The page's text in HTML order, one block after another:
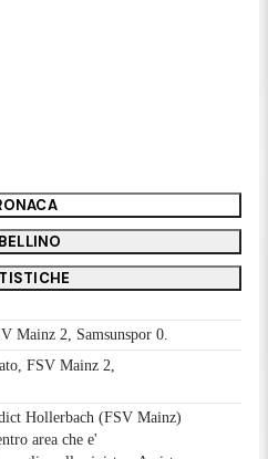
Mainz 2, Samsunspor 0.
FSV Mainz 2,
Hollerbach (FSV Mainz)
area che e'